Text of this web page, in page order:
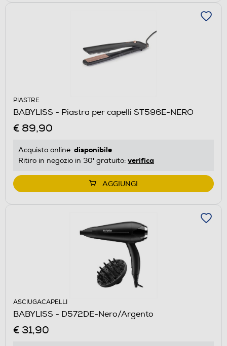
PIASTRE
BABYLISS - Piastra per capelli ST596E-NERO
€ 89,90
Acquisto online: disponibile
Ritiro in negozio in 30' gratuito: verifica
AGGIUNGI
ASCIUGACAPELLI
BABYLISS - D572DE-Nero/Argento
€ 31,90